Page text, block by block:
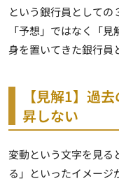
という銀行員としての
「予想」ではなく「
身を置いてきた銀行員
【見解1】過
昇しない
変動という文字を見る
る」といったイメージ